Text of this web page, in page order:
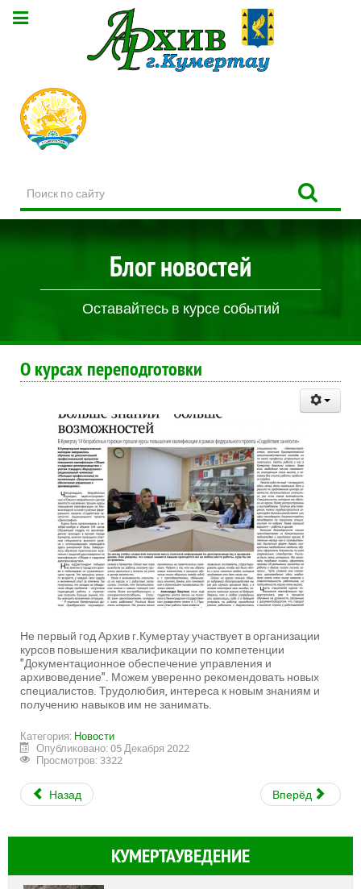
по
сайту
Блог новостей
Оставайтесь в курсе событий
О курсах переподготовки
Не первый год Архив г.Кумертау участвует в организации
курсов повышения квалификации по компетенции
"Документационное обеспечение управления и
архивоведение". Можем уверенно рекомендовать новых
специалистов. Трудолюбия, интереса к новым знаниям и
получению навыков им не занимать.
Категория: Новости
Опубликовано: 05 Декабря 2022
Просмотров: 3322
Назад Вперёд
КУМЕРТАУВЕДЕНИЕ